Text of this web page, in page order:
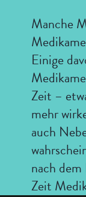
Manche
Einige
Zeit –
mehr
auch
nach
Zeit